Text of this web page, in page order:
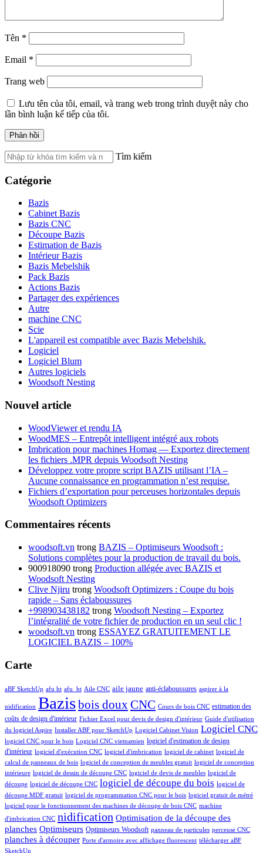
Tên *
Email *
Trang web
Lưu tên của tôi, email, và trang web trong trình duyệt này cho
lần bình luận kế tiếp của tôi.
Tìm kiếm
Catégorie
Bazis
Cabinet Bazis
Bazis CNC
Découpe Bazis
Estimation de Bazis
Intérieur Bazis
Bazis Mebelshik
Pack Bazis
Actions Bazis
Partager des expériences
Autre
machine CNC
Scie
L'appareil est compatible avec Bazis Mebelshik.
Logiciel
Logiciel Blum
Autres logiciels
Woodsoft Nesting
Nouvel article
WoodViewer et rendu IA
WoodMES – Entrepôt intelligent intégré aux robots
Imbrication pour machines Homag — Exportez directement
les fichiers .MPR depuis Woodsoft Nesting
Développez votre propre script BAZIS utilisant l’IA –
Aucune connaissance en programmation n’est requise.
Fichiers d’exportation pour perceuses horizontales depuis
Woodsoft Optimizers
Commentaires récents
woodsoft.vn trong BAZIS – Optimiseurs Woodsoft :
Solutions complètes pour la production de travail du bois.
900918090 trong Production allégée avec BAZIS et
Woodsoft Nesting
Clive Njiru trong Woodsoft Optimizers : Coupe du bois
rapide – Sans éclaboussures
+998903438182 trong Woodsoft Nesting – Exportez
l’intégralité de votre fichier de production en un seul clic !
woodsoft.vn trong ESSAYEZ GRATUITEMENT LE
LOGICIEL BAZIS – 100%
Carte
aBF SketchUp afu ht afu_ht Aile CNC aile jaune anti-éclaboussures aspirer à la
nidification Bazisbois doux CNC Cours de bois CNC estimation des
coûts de design d'intérieur Fichier Excel pour devis de design d'intérieur Guide d'utilisation
du logiciel Aspire Installer ABF pour SketchUp Logiciel Cabinet Vision Logiciel CNC
logiciel CNC pour le bois Logiciel CNC vietnamien logiciel d'estimation de design
d'intérieur logiciel d'exécution CNC logiciel d'imbrication logiciel de cabinet logiciel de
calcul de panneaux de bois logiciel de conception de meubles gratuit logiciel de conception
intérieure logiciel de dessin de découpe CNC logiciel de devis de meubles logiciel de
découpe logiciel de découpe CNC logiciel de découpe du bois logiciel de
découpe MDF gratuit logiciel de programmation CNC pour le bois logiciel gratuit de métré
logiciel pour le fonctionnement des machines de découpe de bois CNC machine
d'imbrication CNC nidification Optimisation de la découpe des
planches Optimiseurs Optimiseurs Woodsoft panneau de particules perceuse CNC
planches à découper Porte d'armoire avec affichage fluorescent télécharger aBF
SketchUp